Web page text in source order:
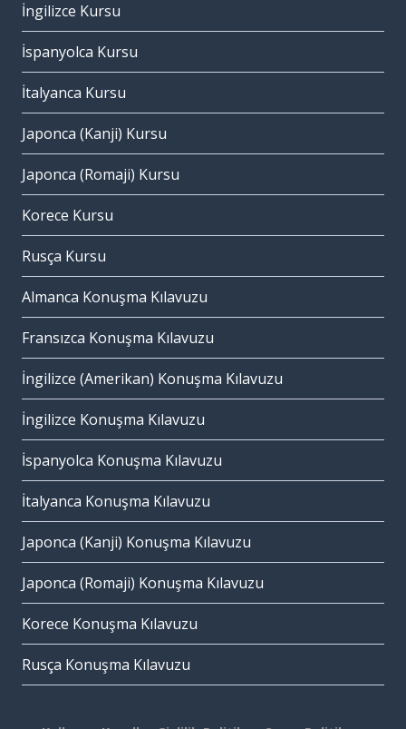
İngilizce Kursu
İspanyolca Kursu
İtalyanca Kursu
Japonca (Kanji) Kursu
Japonca (Romaji) Kursu
Korece Kursu
Rusça Kursu
Almanca Konuşma Kılavuzu
Fransızca Konuşma Kılavuzu
İngilizce (Amerikan) Konuşma Kılavuzu
İngilizce Konuşma Kılavuzu
İspanyolca Konuşma Kılavuzu
İtalyanca Konuşma Kılavuzu
Japonca (Kanji) Konuşma Kılavuzu
Japonca (Romaji) Konuşma Kılavuzu
Korece Konuşma Kılavuzu
Rusça Konuşma Kılavuzu